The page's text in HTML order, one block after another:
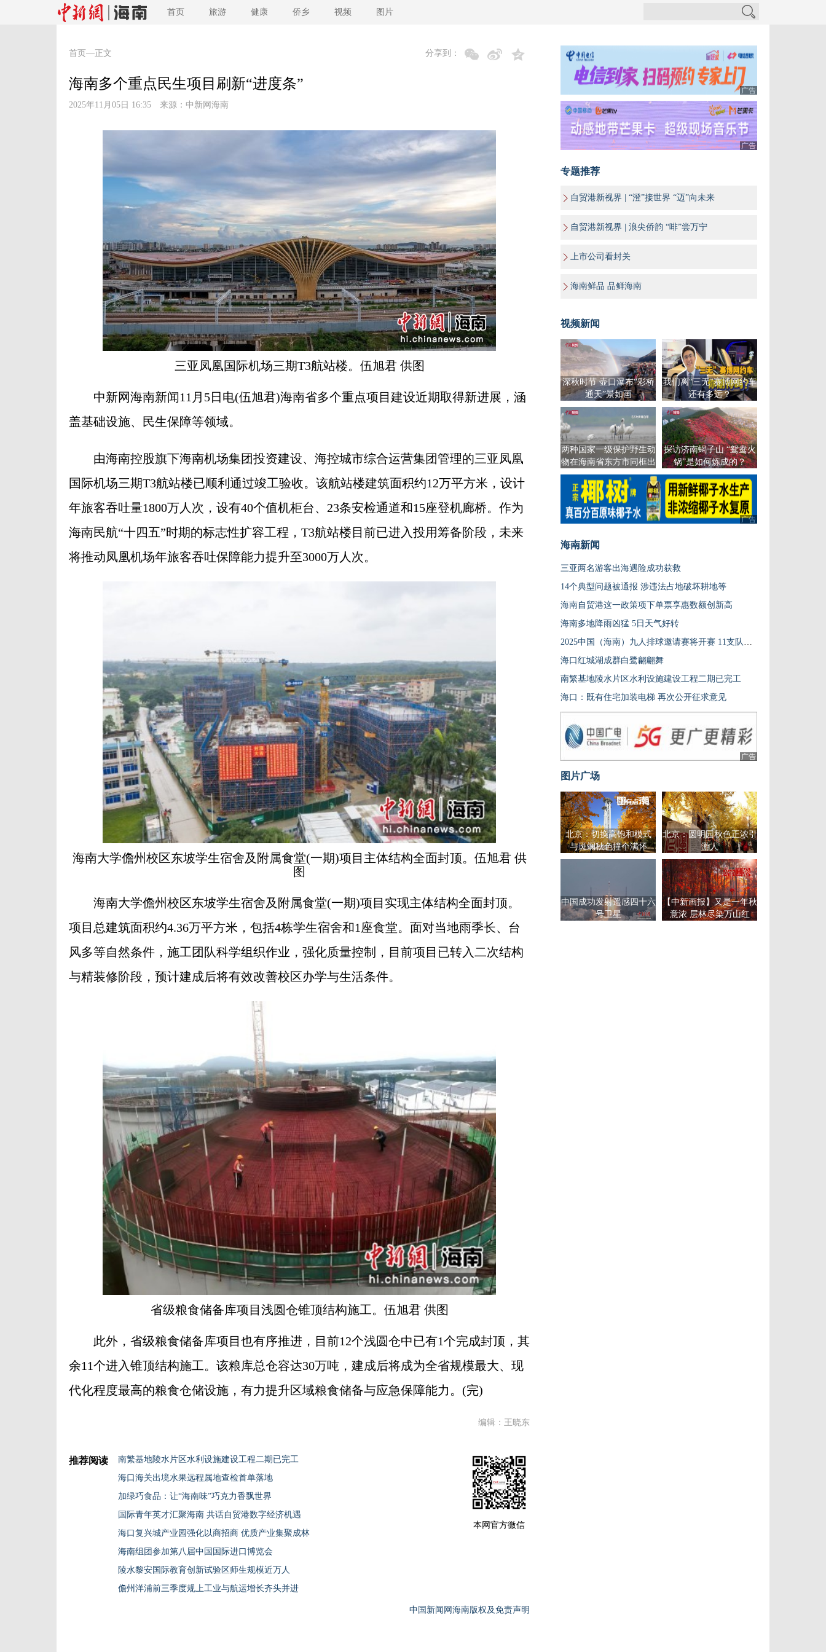
首页 旅游 健康 侨乡 视频 图片
首页 —正文 分享到：
海南多个重点民生项目刷新“进度条”
2025年11月05日 16:35 来源： 中新网海南
三亚凤凰国际机场三期T3航站楼。伍旭君 供图
中新网海南新闻11月5日电(伍旭君)海南省多个重点项目建设近期取得新进展，涵
盖基础设施、民生保障等领域。
由海南控股旗下海南机场集团投资建设、海控城市综合运营集团管理的三亚凤凰
国际机场三期T3航站楼已顺利通过竣工验收。该航站楼建筑面积约12万平方米，设计
年旅客吞吐量1800万人次，设有40个值机柜台、23条安检通道和15座登机廊桥。作为
海南民航“十四五”时期的标志性扩容工程，T3航站楼目前已进入投用筹备阶段，未来
将推动凤凰机场年旅客吞吐保障能力提升至3000万人次。
海南大学儋州校区东坡学生宿舍及附属食堂(一期)项目主体结构全面封顶。伍旭君 供
图
海南大学儋州校区东坡学生宿舍及附属食堂(一期)项目实现主体结构全面封顶。
项目总建筑面积约4.36万平方米，包括4栋学生宿舍和1座食堂。面对当地雨季长、台
风多等自然条件，施工团队科学组织作业，强化质量控制，目前项目已转入二次结构
与精装修阶段，预计建成后将有效改善校区办学与生活条件。
省级粮食储备库项目浅圆仓锥顶结构施工。伍旭君 供图
此外，省级粮食储备库项目也有序推进，目前12个浅圆仓中已有1个完成封顶，其
余11个进入锥顶结构施工。该粮库总仓容达30万吨，建成后将成为全省规模最大、现
代化程度最高的粮食仓储设施，有力提升区域粮食储备与应急保障能力。(完)
编辑：王晓东
推荐阅读
南繁基地陵水片区水利设施建设工程二期已完工
海口海关出境水果远程属地查检首单落地
加绿巧食品：让“海南味”巧克力香飘世界
国际青年英才汇聚海南 共话自贸港数字经济机遇
海口复兴城产业园强化以商招商 优质产业集聚成林
海南组团参加第八届中国国际进口博览会
陵水黎安国际教育创新试验区师生规模近万人
儋州洋浦前三季度规上工业与航运增长齐头并进
本网官方微信
中国新闻网海南版权及免责声明
广告
广告
专题推荐
自贸港新视界 | “澄”接世界 “迈”向未来
自贸港新视界 | 浪尖侨韵 “啡”尝万宁
上市公司看封关
海南鲜品 品鲜海南
视频新闻
深秋时节 壶口瀑布“彩桥
通天”景如画
我们离“三无”赛博网约车
还有多远？
两种国家一级保护野生动
物在海南省东方市同框出
镜
探访济南蝎子山 “鸳鸯火
锅”是如何炼成的？
广告
海南新闻
三亚两名游客出海遇险成功获救
14个典型问题被通报 涉违法占地破坏耕地等
海南自贸港这一政策项下单票享惠数额创新高
海南多地降雨凶猛 5日天气好转
2025中国（海南）九人排球邀请赛将开赛 11支队伍参与角逐
海口红城湖成群白鹭翩翩舞
南繁基地陵水片区水利设施建设工程二期已完工
海口：既有住宅加装电梯 再次公开征求意见
广告
图片广场
北京：切换高饱和模式
与斑斓秋色撞个满怀
北京：圆明园秋色正浓引
游人
中国成功发射遥感四十六
号卫星
【中新画报】又是一年秋
意浓 层林尽染万山红